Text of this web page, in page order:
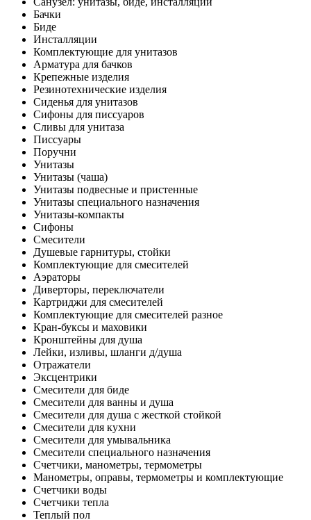
Бачки
Биде
Инсталляции
Комплектующие для унитазов
Арматура для бачков
Крепежные изделия
Резинотехнические изделия
Сиденья для унитазов
Сифоны для писсуаров
Сливы для унитаза
Писсуары
Поручни
Унитазы
Унитазы (чаша)
Унитазы подвесные и пристенные
Унитазы специального назначения
Унитазы-компакты
Сифоны
Смесители
Душевые гарнитуры, стойки
Комплектующие для смесителей
Аэраторы
Диверторы, переключатели
Картриджи для смесителей
Комплектующие для смесителей разное
Кран-буксы и маховики
Кронштейны для душа
Лейки, изливы, шланги д/душа
Отражатели
Эксцентрики
Смесители для биде
Смесители для ванны и душа
Смесители для душа с жесткой стойкой
Смесители для кухни
Смесители для умывальника
Смесители специального назначения
Счетчики, манометры, термометры
Манометры, оправы, термометры и комплектующие
Счетчики воды
Счетчики тепла
Теплый пол